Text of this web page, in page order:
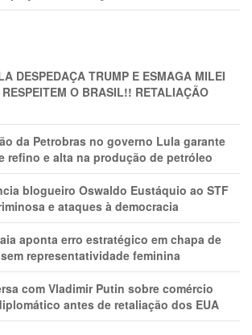
DESPEDAÇA TRUMP E ESMAGA MILEI
O BRASIL!! RETALIAÇÃO
da Petrobras no governo Lula garante
refino e alta na produção de petróleo
blogueiro Oswaldo Eustáquio ao STF
e ataques à democracia
aponta erro estratégico em chapa de
representatividade feminina
com Vladimir Putin sobre comércio
antes de retaliação dos EUA